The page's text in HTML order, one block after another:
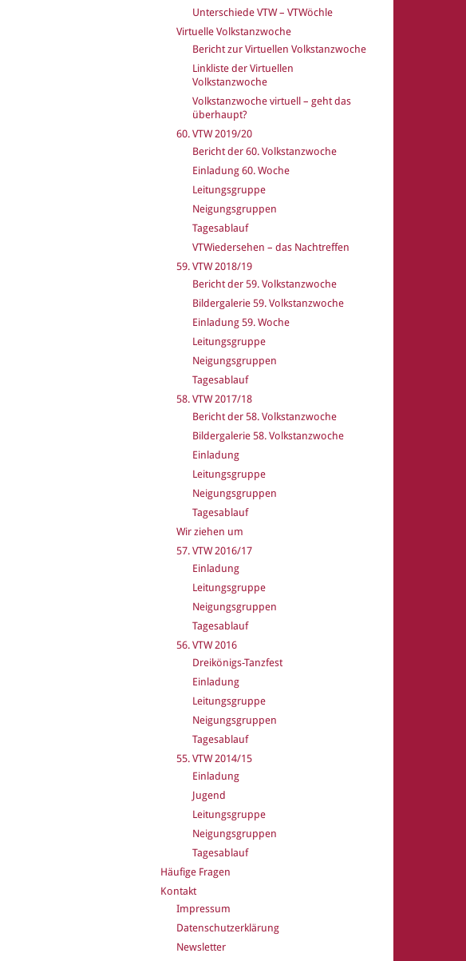
Unterschiede VTW – VTWöchle
Virtuelle Volkstanzwoche
Bericht zur Virtuellen Volkstanzwoche
Linkliste der Virtuellen
Volkstanzwoche
Volkstanzwoche virtuell – geht das
überhaupt?
60. VTW 2019/20
Bericht der 60. Volkstanzwoche
Einladung 60. Woche
Leitungsgruppe
Neigungsgruppen
Tagesablauf
VTWiedersehen – das Nachtreffen
59. VTW 2018/19
Bericht der 59. Volkstanzwoche
Bildergalerie 59. Volkstanzwoche
Einladung 59. Woche
Leitungsgruppe
Neigungsgruppen
Tagesablauf
58. VTW 2017/18
Bericht der 58. Volkstanzwoche
Bildergalerie 58. Volkstanzwoche
Einladung
Leitungsgruppe
Neigungsgruppen
Tagesablauf
Wir ziehen um
57. VTW 2016/17
Einladung
Leitungsgruppe
Neigungsgruppen
Tagesablauf
56. VTW 2016
Dreikönigs-Tanzfest
Einladung
Leitungsgruppe
Neigungsgruppen
Tagesablauf
55. VTW 2014/15
Einladung
Jugend
Leitungsgruppe
Neigungsgruppen
Tagesablauf
Häufige Fragen
Kontakt
Impressum
Datenschutzerklärung
Newsletter